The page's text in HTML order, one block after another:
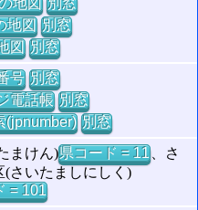
地図 別窓
地図 別窓
図 別窓
号 別窓
電話帳 別窓
(jpnumber) 別窓
まけん)県コード = 11、さ
(さいたましにしく)
= 101